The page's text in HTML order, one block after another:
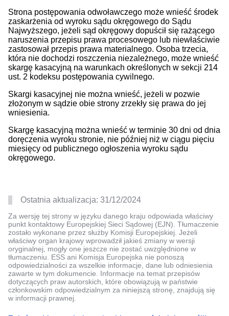
Strona postępowania odwoławczego może wnieść środek
zaskarżenia od wyroku sądu okręgowego do Sądu
Najwyższego, jeżeli sąd okręgowy dopuścił się rażącego
naruszenia przepisu prawa procesowego lub niewłaściwie
zastosował przepis prawa materialnego. Osoba trzecia,
która nie dochodzi roszczenia niezależnego, może wnieść
skargę kasacyjną na warunkach określonych w sekcji 214
ust. 2 kodeksu postępowania cywilnego.
Skargi kasacyjnej nie można wnieść, jeżeli w pozwie
złożonym w sądzie obie strony zrzekły się prawa do jej
wniesienia.
Skargę kasacyjną można wnieść w terminie 30 dni od dnia
doręczenia wyroku stronie, nie później niż w ciągu pięciu
miesięcy od publicznego ogłoszenia wyroku sądu
okręgowego.
Ostatnia aktualizacja: 31/12/2024
Za wersję tej strony w języku danego kraju odpowiada właściwy
punkt kontaktowy Europejskiej Sieci Sądowej (EJN). Tłumaczenie
zostało wykonane przez służby Komisji Europejskiej. Jeżeli
właściwy organ krajowy wprowadził jakieś zmiany w wersji
oryginalnej, mogły one jeszcze nie zostać uwzględnione w
tłumaczeniu. ESS ani Komisja Europejska nie ponoszą
odpowiedzialności za wszelkie informacje, dane lub odniesienia
zawarte w tym dokumencie. Informacje na temat przepisów
dotyczących praw autorskich, które obowiązują w państwie
członkowskim odpowiedzialnym za niniejszą stronę, znajdują się
w informacji prawnej.